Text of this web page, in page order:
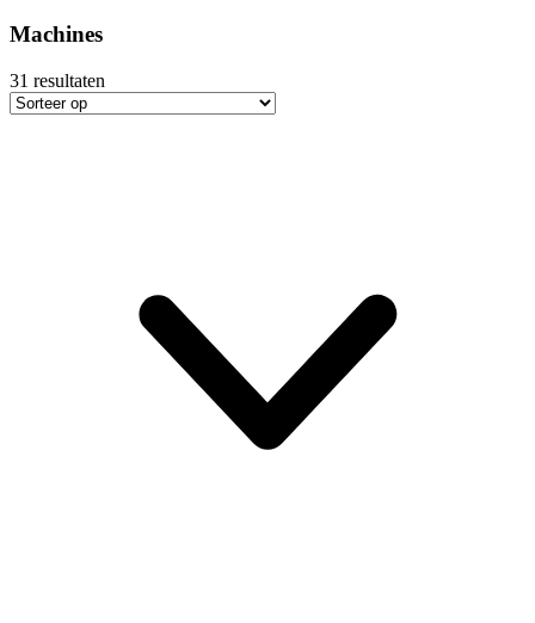
Machines
31 resultaten